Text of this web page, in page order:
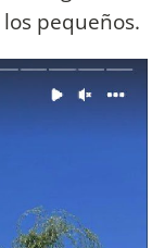
pequeños.